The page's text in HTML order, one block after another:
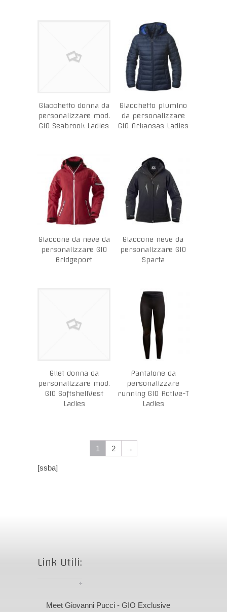
Giacchetto donna da
personalizzare mod.
GIO Seabrook Ladies
Giacchetto piumino
da personalizzare
GIO Arkansas Ladies
Giaccone da neve da
personalizzare GIO
Bridgeport
Giaccone neve da
personalizzare GIO
Sparta
Gilet donna da
personalizzare mod.
GIO SoftshellVest
Ladies
Pantalone da
personalizzare
running GIO Active-T
Ladies
1 2 →
[ssba]
Link Utili:
Meet Giovanni Pucci - GIO Exclusive